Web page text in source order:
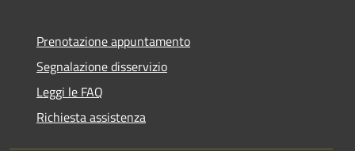
Prenotazione appuntamento
Segnalazione disservizio
Leggi le FAQ
Richiesta assistenza